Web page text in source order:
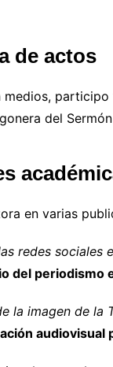
de actos
del
en varias
redes
del periodismo
la imagen de la
audiovisual